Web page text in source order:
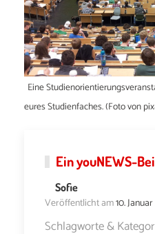
Eine
eures Studienfaches. (Foto von
EinyouNEWS-
Sofie
Veröffentlicht am10.
Schlagworte &